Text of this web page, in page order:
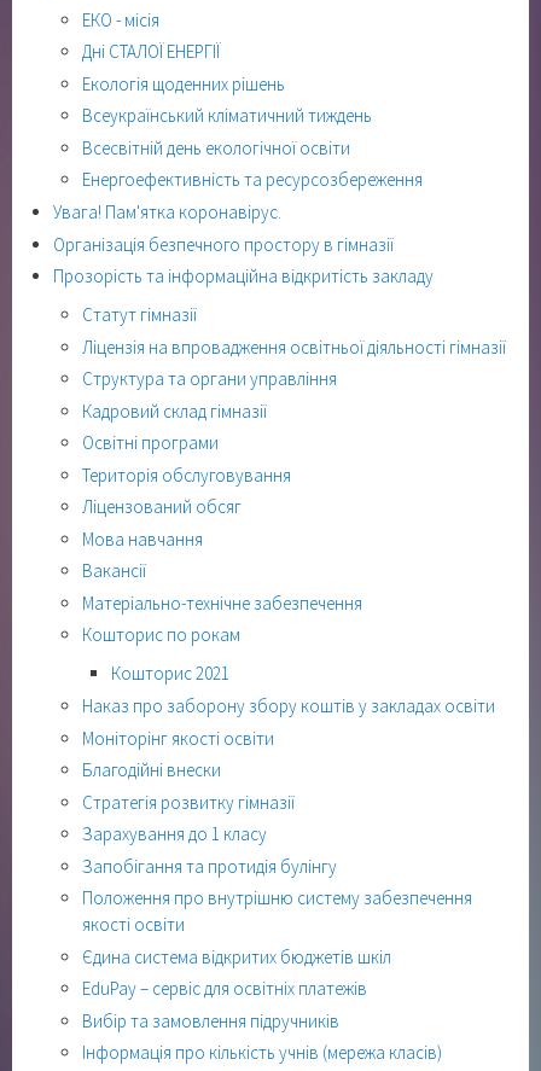
ЕКО - місія
Дні СТАЛОЇ ЕНЕРГІЇ
Екологія щоденних рішень
Всеукраїнський кліматичний тиждень
Всесвітній день екологічної освіти
Енергоефективність та ресурсозбереження
Увага! Пам'ятка коронавірус.
Організація безпечного простору в гімназії
Прозорість та інформаційна відкритість закладу
Статут гімназії
Ліцензія на впровадження освітньої діяльності гімназії
Структура та органи управління
Кадровий склад гімназії
Освітні програми
Територія обслуговування
Ліцензований обсяг
Мова навчання
Вакансії
Матеріально-технічне забезпечення
Кошторис по рокам
Кошторис 2021
Наказ про заборону збору коштів у закладах освіти
Моніторінг якості освіти
Благодійні внески
Стратегія розвитку гімназії
Зарахування до 1 класу
Запобігання та протидія булінгу
Положення про внутрішню систему забезпечення
якості освіти
Єдина система відкритих бюджетів шкіл
EduPay – сервіс для освітніх платежів
Вибір та замовлення підручників
Інформація про кількість учнів (мережа класів)